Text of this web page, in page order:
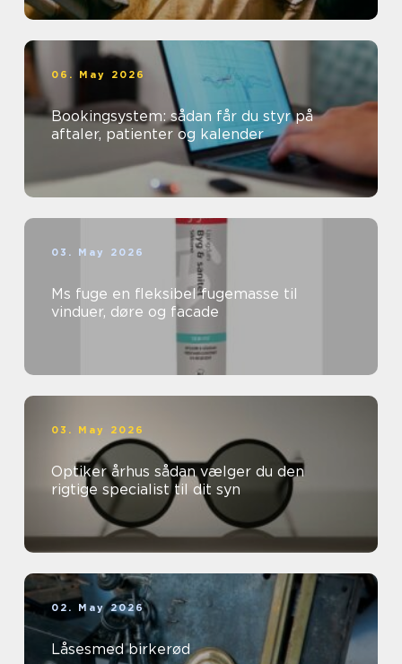
06. May 2026
Bookingsystem: sådan får du styr på
aftaler, patienter og kalender
03. May 2026
Ms fuge en fleksibel fugemasse til
vinduer, døre og facade
03. May 2026
Optiker århus sådan vælger du den
rigtige specialist til dit syn
02. May 2026
Låsesmed birkerød